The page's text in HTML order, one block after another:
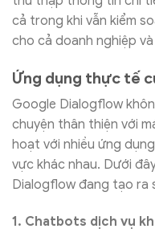
cả trong khi vẫn kiểm
cho cả doanh nghiệp
Ứng dụng thực tế
Google Dialogflow
chuyện thân thiện với
hoạt với nhiều ứng
vực khác nhau. Dưới
Dialogflow đang tạo ra
1. Chatbots dịch vụ